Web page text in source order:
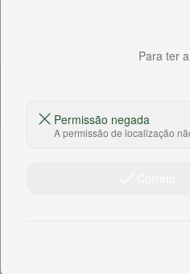
Para ter
Permissão negada
A permissão de localização